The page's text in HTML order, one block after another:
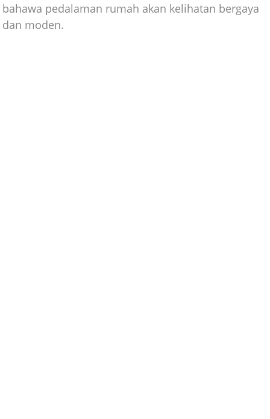
bahawa pedalaman rumah akan kelihatan bergaya
dan moden.